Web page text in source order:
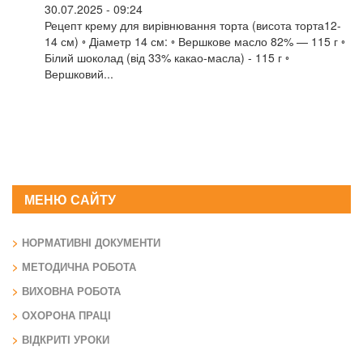
30.07.2025 - 09:24
Рецепт крему для вирівнювання торта (висота торта12-
14 см) ◦ Діаметр 14 см: ◦ Вершкове масло 82% — 115 г ◦
Білий шоколад (від 33% какао-масла) - 115 г ◦
Вершковий...
МЕНЮ САЙТУ
НОРМАТИВНІ ДОКУМЕНТИ
МЕТОДИЧНА РОБОТА
ВИХОВНА РОБОТА
ОХОРОНА ПРАЦІ
ВІДКРИТІ УРОКИ